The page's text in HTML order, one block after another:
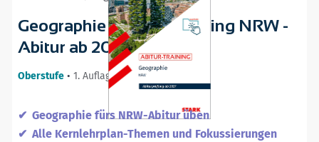
Geographie - Abitur-Training NRW -
Abitur ab 2027
Oberstufe • 1. Auflage / 04.09.26
Geographie fürs NRW-Abitur üben
Alle Kernlehrplan-Themen und Fokussierungen